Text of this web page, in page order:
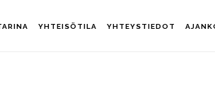
YHTEISÖTILA YHTEYSTIEDOT